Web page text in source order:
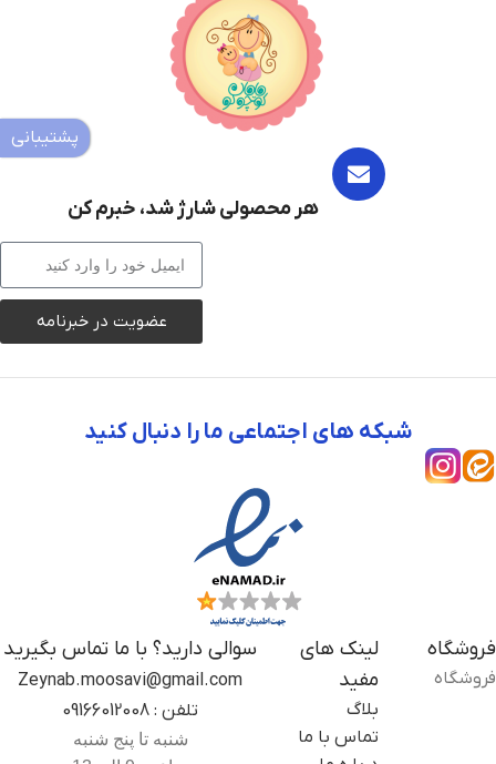
هر محصولی شارژ شد، خبرم کن
عضویت در خبرنامه
شبکه های اجتماعی ما را دنبال کنید
فروشگاه
فروشگاه
لینک های
مفید
بلاگ
تماس با ما
سوالی دارید؟ با ما تماس بگیرید
Zeynab.moosavi@gmail.com
تلفن : 09166012008
شنبه تا پنج شنبه
پشتیبانی